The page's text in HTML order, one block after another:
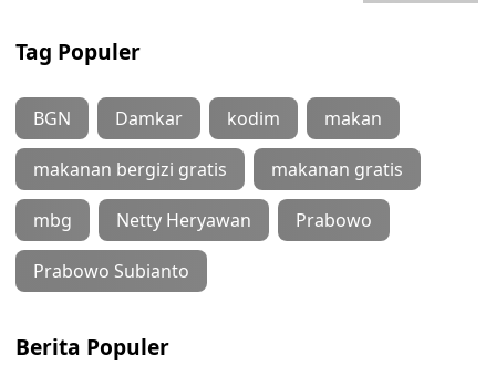
Tag Populer
BGN Damkar kodim makan
makanan bergizi gratis makanan gratis
mbg Netty Heryawan Prabowo
Prabowo Subianto
Berita Populer